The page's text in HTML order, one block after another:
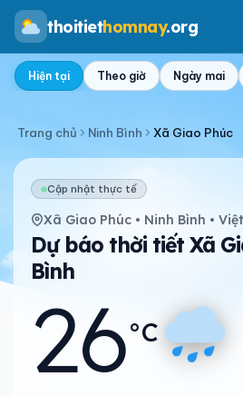
thoitiethomnay.org
Hiện tại Theo giờ Ngày mai
Trang chủ Ninh Bình Xã Giao Phúc
Cập nhật thực tế
Xã Giao Phúc • Ninh Bình •
Dự báo thời tiết Xã
Bình
26°C